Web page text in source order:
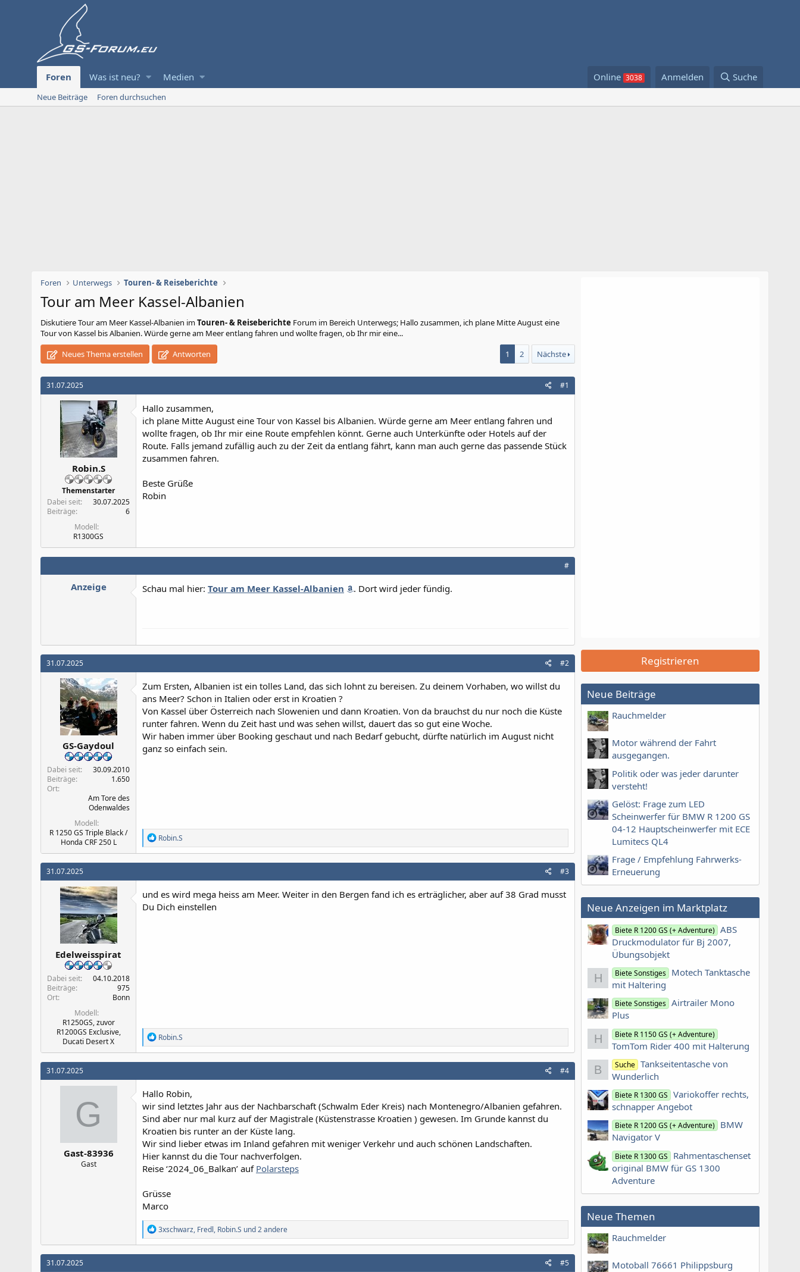
Foren Was ist neu? Medien Online Anmelden Suche
Neue Beiträge Foren durchsuchen
Foren Unterwegs Touren- & Reiseberichte
Tour am Meer Kassel-Albanien
DiskutiereTour am Meer Kassel-Albanien imTouren- & Reiseberichte Forum im Bereich Unterwegs; Hallo zusammen, ich plane Mitte August eine
Tour von Kassel bis Albanien. Würde gerne am Meer entlang fahren und wollte fragen, ob Ihr mir eine...
Neues Thema erstellen
Antworten 1 2 Nächste
31.07.2025 #1
Robin.S
Themenstarter
Dabei seit
30.07.2025
Beiträge
6
Modell
R1300GS
Hallo zusammen,
ich plane Mitte August eine Tour von Kassel bis Albanien. Würde gerne am Meer entlang fahren und
wollte fragen, ob Ihr mir eine Route empfehlen könnt. Gerne auch Unterkünfte oder Hotels auf der
Route. Falls jemand zufällig auch zu der Zeit da entlang fährt, kann man auch gerne das passende Stück
zusammen fahren.
Beste Grüße
Robin
#
Anzeige Schau mal hier: Tour am Meer Kassel-Albanien . Dort wird jeder fündig.
31.07.2025 #2
GS-Gaydoul
Dabei seit
30.09.2010
Beiträge
1.650
Ort
Am Tore des
Odenwaldes
Modell
R 1250 GS Triple Black /
Honda CRF 250 L
Zum Ersten, Albanien ist ein tolles Land, das sich lohnt zu bereisen. Zu deinem Vorhaben, wo willst du
ans Meer? Schon in Italien oder erst in Kroatien ?
Von Kassel über Österreich nach Slowenien und dann Kroatien. Von da brauchst du nur noch die Küste
runter fahren. Wenn du Zeit hast und was sehen willst, dauert das so gut eine Woche.
Wir haben immer über Booking geschaut und nach Bedarf gebucht, dürfte natürlich im August nicht
ganz so einfach sein.
R
e
a
k
o
n
e
Robin.S
31.07.2025 #3
Edelweisspirat
Dabei seit
04.10.2018
Beiträge
975
Ort
Bonn
Modell
R1250GS, zuvor
R1200GS Exclusive,
Ducati Desert X
und es wird mega heiss am Meer. Weiter in den Bergen fand ich es erträglicher, aber auf 38 Grad musst
Du Dich einstellen
R
e
a
k
o
n
e
n
:
Robin.S
31.07.2025 #4
G
Gast-83936
Gast
Hallo Robin,
wir sind letztes Jahr aus der Nachbarschaft (Schwalm Eder Kreis) nach Montenegro/Albanien gefahren.
Sind aber nur mal kurz auf der Magistrale (Küstenstrasse Kroatien ) gewesen. Im Grunde kannst du
Kroatien bis runter an der Küste lang.
Wir sind lieber etwas im Inland gefahren mit weniger Verkehr und auch schönen Landschaften.
Hier kannst du die Tour nachverfolgen.
Reise ‘2024_06_Balkan’ auf Polarsteps
Grüsse
Marco
R
e
a
k
3xschwarz, Fredl, Robin.S und 2 andere
31.07.2025 #5
Registrieren
Neue Beiträge
Rauchmelder
Motor während der Fahrt
ausgegangen.
Politik oder was jeder darunter
versteht!
Gelöst: Frage zum LED
Scheinwerfer für BMW R 1200 GS
04-12 Hauptscheinwerfer mit ECE
Lumitecs QL4
Frage / Empfehlung Fahrwerks-
Erneuerung
Neue Anzeigen im Marktplatz
Biete R 1200 GS (+ Adventure) ABS
Druckmodulator für Bj 2007,
Übungsobjekt
H Biete Sonstiges Motech Tanktasche
mit Haltering
Biete Sonstiges Airtrailer Mono
Plus
H Biete R 1150 GS (+ Adventure)
TomTom Rider 400 mit Halterung
B Suche Tankseitentasche von
Wunderlich
Biete R 1300 GS
Variokoffer rechts,
schnapper Angebot
Biete R 1200 GS (+ Adventure) BMW
Navigator V
Biete R 1300 GS
Rahmentaschenset
original BMW für GS 1300
Adventure
Neue Themen
Rauchmelder
Motoball 76661 Philippsburg